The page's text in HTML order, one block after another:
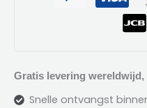
Gratis levering wereldwijd,
Snelle ontvangst